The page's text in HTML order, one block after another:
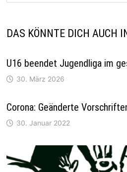
DAS KÖNNTE DICH AUCH
U16 beendet Jugendliga im
30. März 2026
Corona: Geänderte
30. Januar 2022